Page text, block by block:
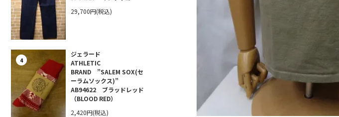
29,700円(税込)
4
ジェラード
ATHLETIC
BRAND ”SALEM SOX(セ
ーラムソックス)”
AB94622 ブラッドレッド
（BLOOD RED）
2,420円(税込)